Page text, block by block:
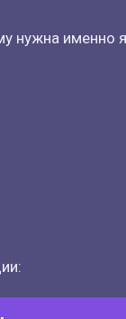
нужна именно